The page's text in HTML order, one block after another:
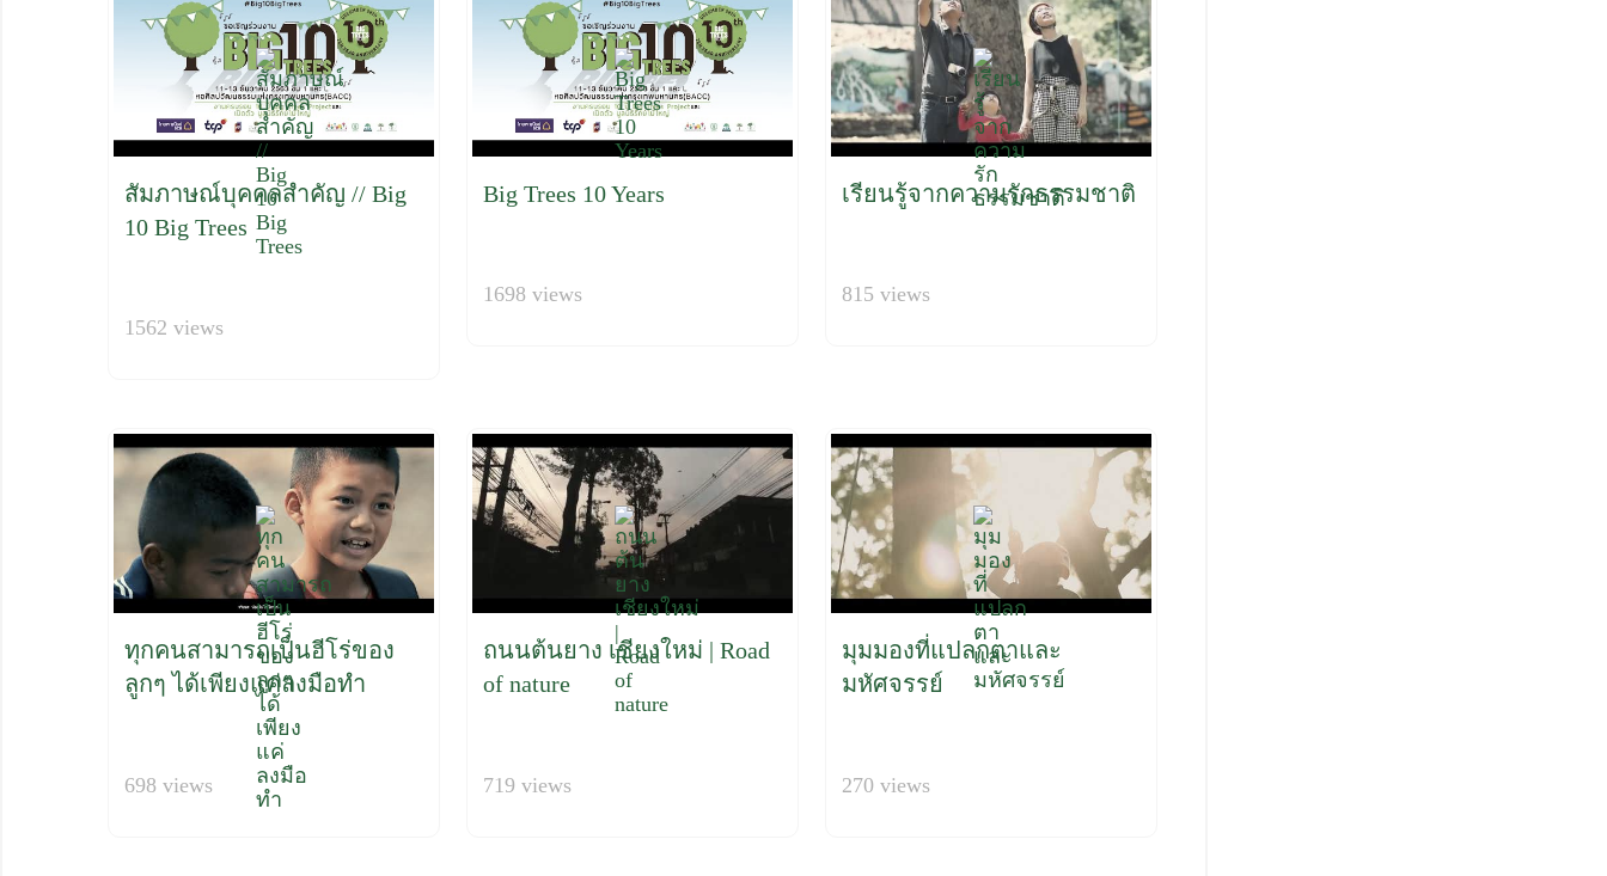
สัมภาษณ์บุคคลสำคัญ // Big
10 Big Trees
1562 views
Big Trees 10 Years
1698 views
เรียนรู้จากความรักธรรมชาติ
815 views
ทุกคนสามารถเป็นฮีโร่ของ
ลูกๆ ได้เพียงแค่ลงมือทำ
698 views
ถนนต้นยาง เชียงใหม่ | Road
of nature
719 views
มุมมองที่แปลกตาและ
มหัศจรรย์
270 views